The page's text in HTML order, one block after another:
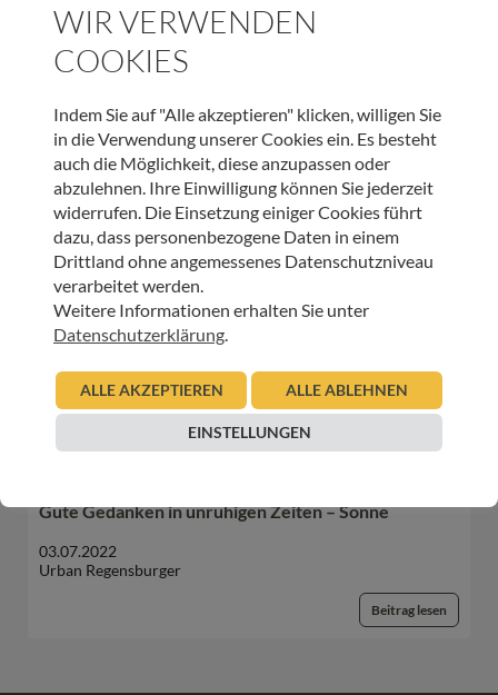
SCHENKEN
WEITERE BEITRÄGE DIESER KATEGORIE
Gute Gedanken in unruhigen Zeiten – Sonnenstrahl
29.04.2024
Beitrag lesen
Gute Gedanken in unruhigen Zeiten – Sonne
03.07.2022
Urban Regensburger
Beitrag lesen
WIR VERWENDEN
COOKIES
Indem Sie auf "Alle akzeptieren" klicken, willigen Sie
in die Verwendung unserer Cookies ein. Es besteht
auch die Möglichkeit, diese anzupassen oder
abzulehnen. Ihre Einwilligung können Sie jederzeit
widerrufen. Die Einsetzung einiger Cookies führt
dazu, dass personenbezogene Daten in einem
Drittland ohne angemessenes Datenschutzniveau
verarbeitet werden.
Weitere Informationen erhalten Sie unter
Datenschutzerklärung.
ALLE AKZEPTIEREN ALLE ABLEHNEN
EINSTELLUNGEN